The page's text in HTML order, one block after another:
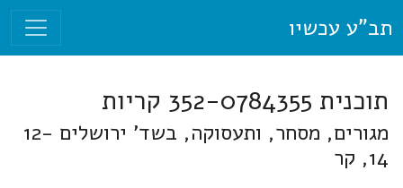
תב"ע עכשיו
תוכנית 352-0784355 קריות
מגורים, מסחר, ותעסוקה, בשד' ירושלים 12-
14, קר